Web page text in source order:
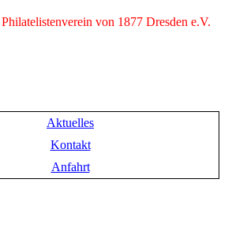
von 1877 Dresden e.V.
Aktuelles
Kontakt
Anfahrt